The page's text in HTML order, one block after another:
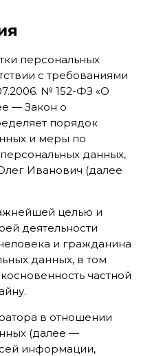
персональных
с требованиями
№ 152-ФЗ «О
— Закон о
порядок
и меры по
данных,
Иванович (далее
целью и
деятельности
и гражданина
данных, в том
частной
в отношении
(далее —
информации,